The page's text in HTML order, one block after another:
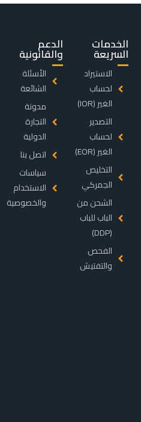
الخدمات
السريعة
الاستيراد
لحساب
الغير (IOR)
التصدير
لحساب
الغير (EOR)
التخليص
الجمركي
الشحن من
الباب للباب
(DDP)
الفحص
والتفتيش
الدعم
والقانونية
الأسئلة
الشائعة
مدونة
التجارة
الدولية
اتصل بنا
سياسات
الاستخدام
والخصوصية